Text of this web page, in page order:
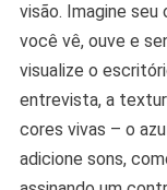
visão. Imagine
você vê, ouve e
visualize o
entrevista, a
cores vivas – o
adicione sons,